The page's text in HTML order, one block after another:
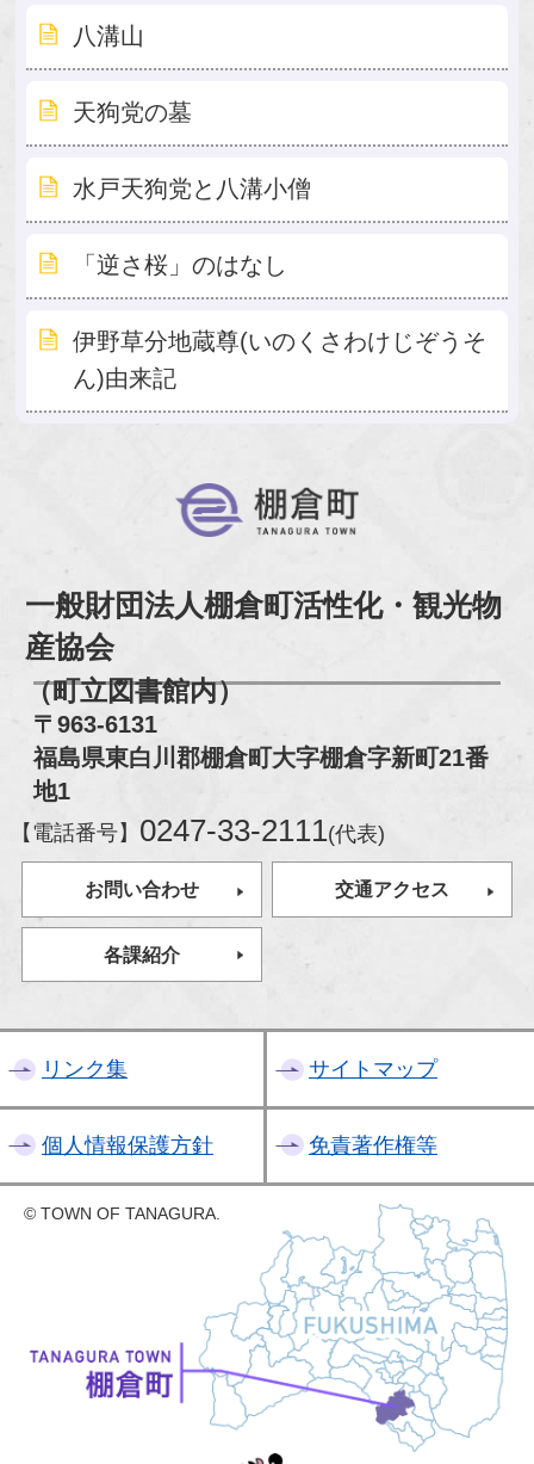
八溝山
天狗党の墓
水戸天狗党と八溝小僧
「逆さ桜」のはなし
伊野草分地蔵尊(いのくさわけじぞうそ
ん)由来記
一般財団法人棚倉町活性化・観光物
産協会
（町立図書館内）
〒963-6131
福島県東白川郡棚倉町大字棚倉字新町21番
地1
【電話番号】 0247-33-2111(代表)
お問い合わせ 交通アクセス
各課紹介
リンク集 サイトマップ
個人情報保護方針 免責著作権等
© TOWN OF TANAGURA.